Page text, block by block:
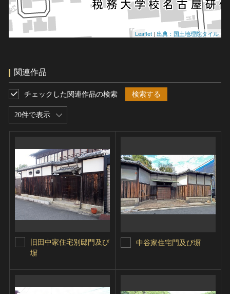
Leaflet | 出典：国土地理院タイル
関連作品
20件で表示
チェックした関連作品の検索 検索する
旧田中家住宅別邸門及び
塀
中谷家住宅門及び塀